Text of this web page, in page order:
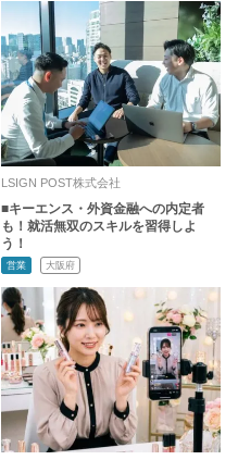
LSIGN POST株式会社
■キーエンス・外資金融への内定者
も！就活無双のスキルを習得しよ
う！
営業 大阪府